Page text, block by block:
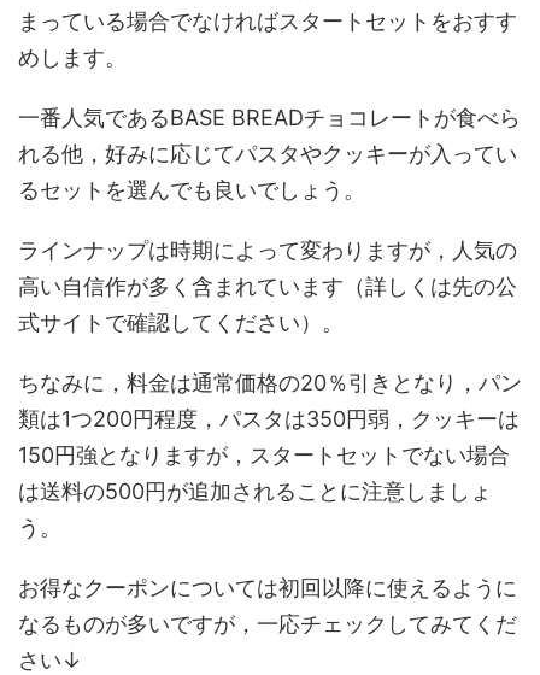
まっている場合でなければスタートセットをおすす
めします。
一番人気であるBASE BREADチョコレートが食べら
れる他，好みに応じてパスタやクッキーが入ってい
るセットを選んでも良いでしょう。
ラインナップは時期によって変わりますが，人気の
高い自信作が多く含まれています（詳しくは先の公
式サイトで確認してください）。
ちなみに，料金は通常価格の20％引きとなり，パン
類は1つ200円程度，パスタは350円弱，クッキーは
150円強となりますが，スタートセットでない場合
は送料の500円が追加されることに注意しましょ
う。
お得なクーポンについては初回以降に使えるように
なるものが多いですが，一応チェックしてみてくだ
さい↓